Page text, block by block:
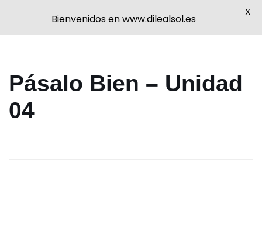
al
contenido
Pásalo Bien – Unidad
04
Bienvenidos en www.dilealsol.es
X